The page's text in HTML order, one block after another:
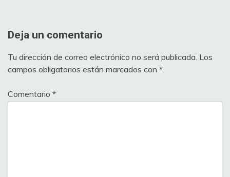
Deja un comentario
Tu dirección de correo electrónico no será publicada. Los
campos obligatorios están marcados con *
Comentario *